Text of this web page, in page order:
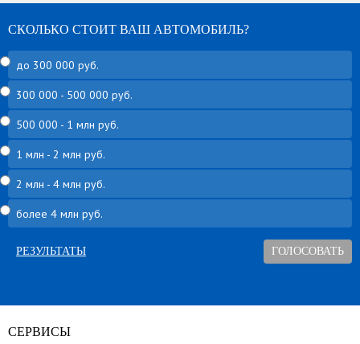
СКОЛЬКО СТОИТ ВАШ АВТОМОБИЛЬ?
до 300 000 руб.
300 000 - 500 000 руб.
500 000 - 1 млн руб.
1 млн - 2 млн руб.
2 млн - 4 млн руб.
более 4 млн руб.
РЕЗУЛЬТАТЫ
СЕРВИСЫ